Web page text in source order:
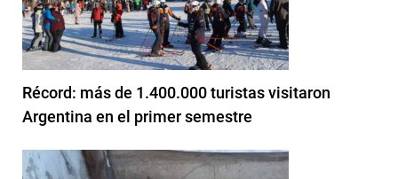
Récord: más de 1.400.000 turistas visitaron
Argentina en el primer semestre